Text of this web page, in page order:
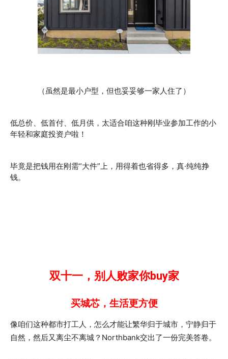
（虽然是最小户型，但也妥妥够一家人住了）
低总价、低首付、低月供，太适合咱这种刚毕业参加工作的小
年轻和家庭投资户啦！
毕竟是把钱用在刚需“大件”上，用得着也省得多，真·纯纯挣
钱。
双十一，别人败家你buy家
买城芯，生活更方便
像咱们这种都市打工人，怎么才能让繁华归于城市，宁静归于
自然，然后又离尘不离城？Northbank交出了一份完美答卷。